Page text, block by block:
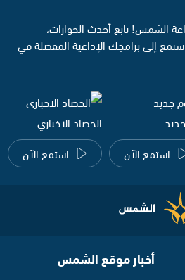
الشمس! تابع أحدث الحوارات،
إلى برامجك الإذاعية المفضلة في
استمع الآن
الحصاد الاخباري
استمع الآن
أخبار موقع الشمس